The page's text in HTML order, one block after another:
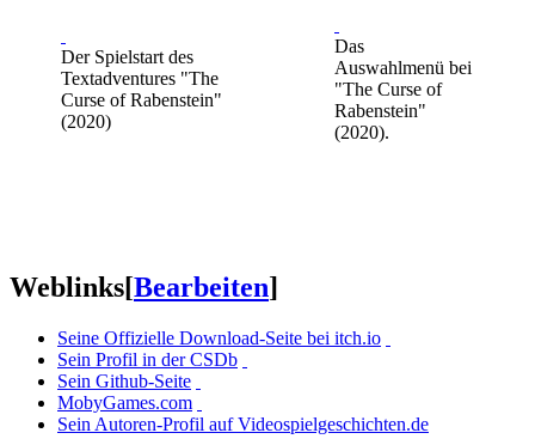
Der Spielstart des
Textadventures "The
Curse of Rabenstein"
(2020)
Das
Auswahlmenü bei
"The Curse of
Rabenstein"
(2020).
Weblinks[Bearbeiten]
Seine Offizielle Download-Seite bei itch.io
Sein Profil in der CSDb
Sein Github-Seite
MobyGames.com
Sein Autoren-Profil auf Videospielgeschichten.de